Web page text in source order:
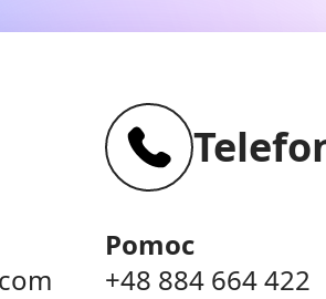
Pomoc
+48 884 664 422